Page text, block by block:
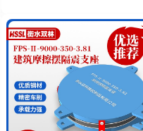
4.11源头工厂